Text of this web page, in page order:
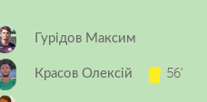
Гурідов Максим
Красов Олексій 56’